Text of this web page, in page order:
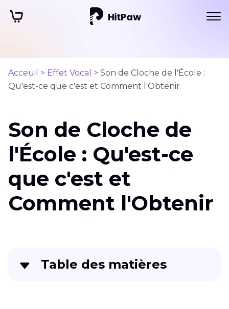
Acceuil > Effet Vocal > Son de Cloche de l'École :
Qu'est-ce que c'est et Comment l'Obtenir
Son de Cloche de
l'École : Qu'est-ce
que c'est et
Comment l'Obtenir
Table des matières